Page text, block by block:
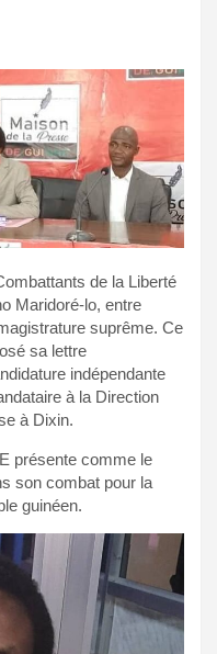
de la Liberté
Maridoré-lo, entre
suprême. Ce
sa lettre
indépendante
à la Direction
à Dixin.
présente comme le
son combat pour la
guinéen.